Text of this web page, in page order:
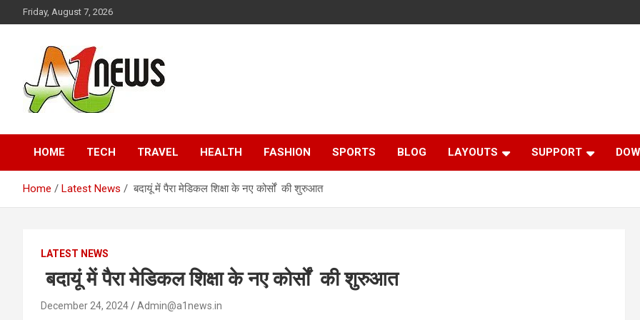
to
Friday, August 7, 2026
A1news.in
HOME TECH TRAVEL HEALTH FASHION SPORTS BLOG LAYOUTS SUPPORT
Home Latest News बदायूं में पैरा मेडिकल शिक्षा के नए कोर्सों की शुरुआत
LATEST NEWS
बदायूं में पैरा मेडिकल शिक्षा के नए कोर्सों की शुरुआत
December 24, 2024 Admin@a1news.in